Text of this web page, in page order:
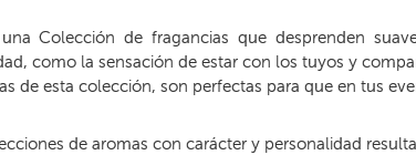
Colección de fragancias que desprenden
como la sensación de estar con los tuyos y
de esta colección, son perfectas para que en tus
de aromas con carácter y personalidad